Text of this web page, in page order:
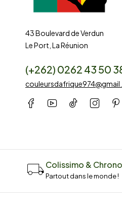
43 Boulevard de Verdun
Le Port, La Réunion
(+262) 0262 43 50
Colissimo &
Partout dans le monde !